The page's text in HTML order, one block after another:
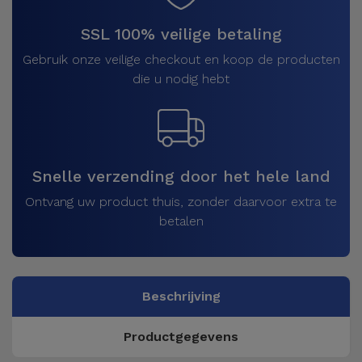
SSL 100% veilige betaling
Gebruik onze veilige checkout en koop de producten
die u nodig hebt
Snelle verzending door het hele land
Ontvang uw product thuis, zonder daarvoor extra te
betalen
Beschrijving
Productgegevens